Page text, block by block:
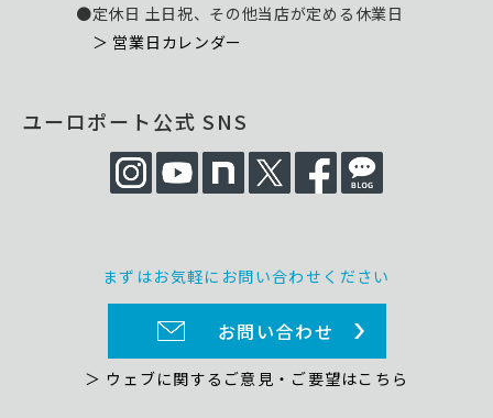
●定休日 土日祝、その他当店が定める休業日
＞ 営業日カレンダー
ユーロポート公式 SNS
まずはお気軽にお問い合わせください
お問い合わせ
＞ ウェブに関するご意見・ご要望はこちら